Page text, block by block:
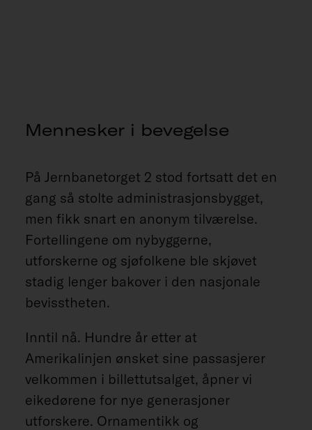
Mennesker i bevegelse
På Jernbanetorget 2 stod fortsatt det en
gang så stolte administrasjonsbygget,
men fikk snart en anonym tilværelse.
Fortellingene om nybyggerne,
utforskerne og sjøfolkene ble skjøvet
stadig lenger bakover i den nasjonale
bevisstheten.
Inntil nå. Hundre år etter at
Amerikalinjen ønsket sine passasjerer
velkommen i billettutsalget, åpner vi
eikedørene for nye generasjoner
utforskere. Ornamentikk og